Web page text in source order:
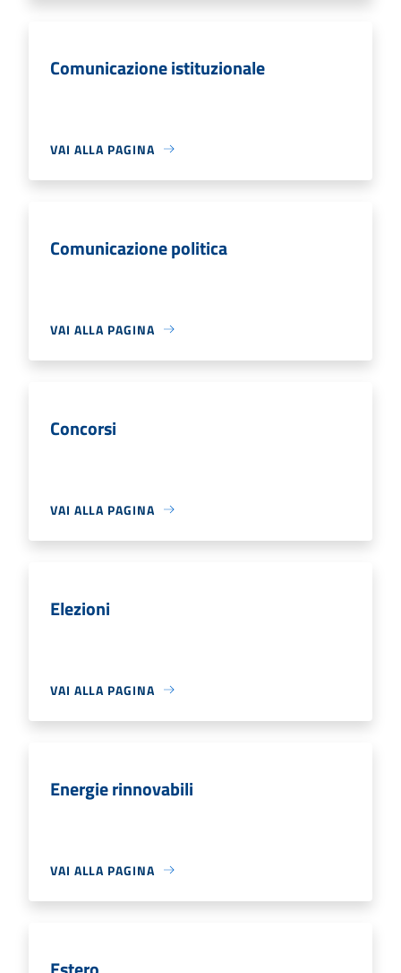
Comunicazione istituzionale
VAI ALLA PAGINA
Comunicazione politica
VAI ALLA PAGINA
Concorsi
VAI ALLA PAGINA
Elezioni
VAI ALLA PAGINA
Energie rinnovabili
VAI ALLA PAGINA